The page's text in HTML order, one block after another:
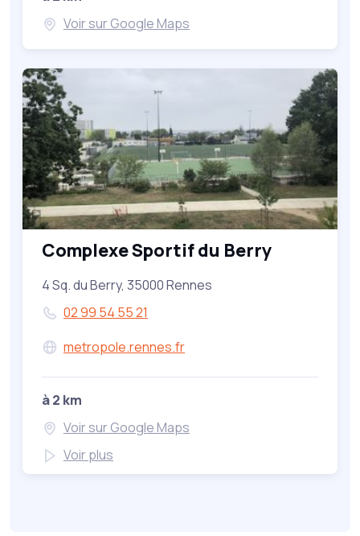
Voir sur Google Maps
Complexe Sportif du Berry
4 Sq. du Berry, 35000 Rennes
02 99 54 55 21
metropole.rennes.fr
à 2 km
Voir sur Google Maps
Voir plus